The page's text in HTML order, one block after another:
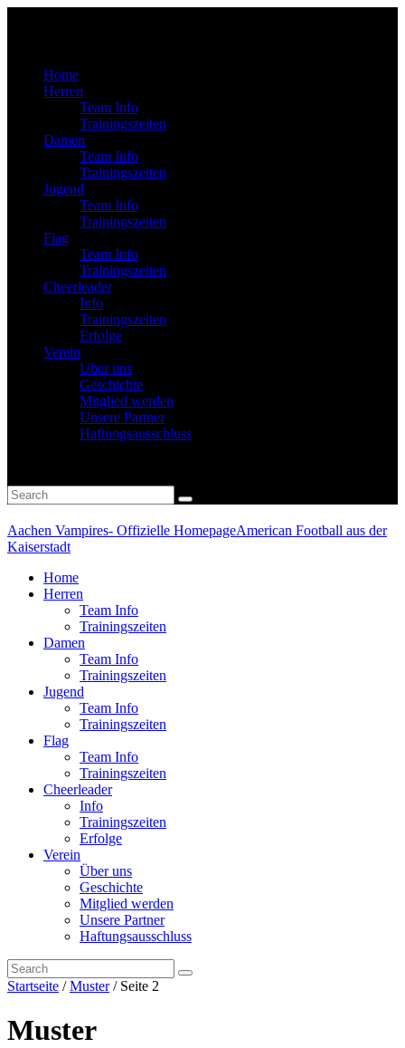
Home
Herren
Team Info
Trainingszeiten
Damen
Team Info
Trainingszeiten
Jugend
Team Info
Trainingszeiten
Flag
Team Info
Trainingszeiten
Cheerleader
Info
Trainingszeiten
Erfolge
Verein
Über uns
Geschichte
Mitglied werden
Unsere Partner
Haftungsausschluss
Aachen Vampires- Offizielle HomepageAmerican Football aus der
Kaiserstadt
Home
Herren
Team Info
Trainingszeiten
Damen
Team Info
Trainingszeiten
Jugend
Team Info
Trainingszeiten
Flag
Team Info
Trainingszeiten
Cheerleader
Info
Trainingszeiten
Erfolge
Verein
Über uns
Geschichte
Mitglied werden
Unsere Partner
Haftungsausschluss
Startseite /Muster/ Seite 2
Muster